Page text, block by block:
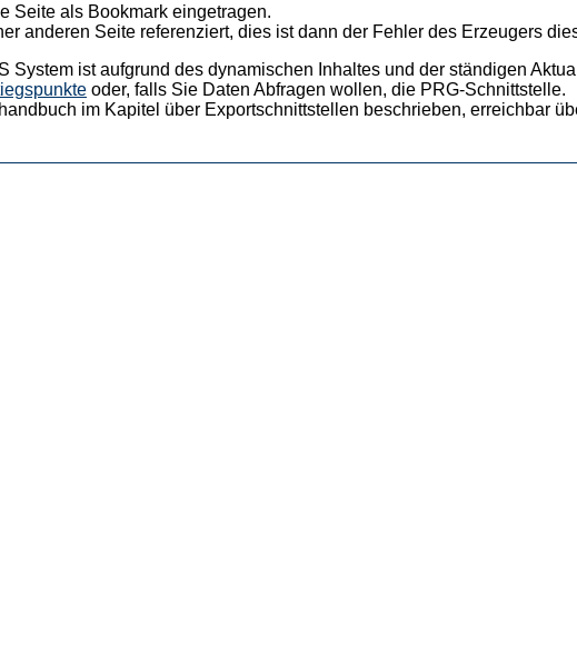
Seite als Bookmark eingetragen.
anderen Seite referenziert, dies ist dann der Fehler des Erzeugers
System ist aufgrund des dynamischen Inhaltes und der ständigen
oder, falls Sie Daten Abfragen wollen, die PRG-Schnittstelle.
im Kapitel über Exportschnittstellen beschrieben, erreichbar